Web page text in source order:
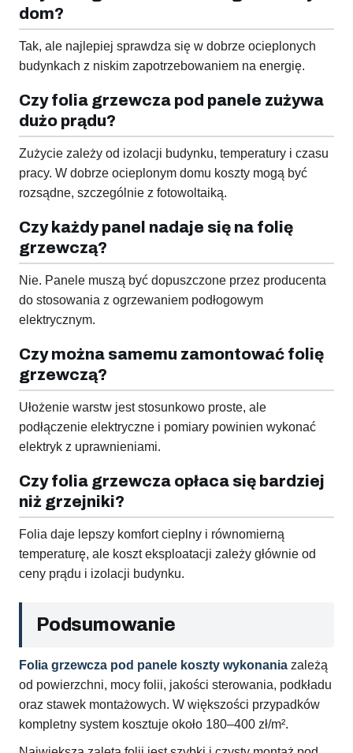
dom?
Tak, ale najlepiej sprawdza się w dobrze ocieplonych
budynkach z niskim zapotrzebowaniem na energię.
Czy folia grzewcza pod panele zużywa
dużo prądu?
Zużycie zależy od izolacji budynku, temperatury i czasu
pracy. W dobrze ocieplonym domu koszty mogą być
rozsądne, szczególnie z fotowoltaiką.
Czy każdy panel nadaje się na folię
grzewczą?
Nie. Panele muszą być dopuszczone przez producenta
do stosowania z ogrzewaniem podłogowym
elektrycznym.
Czy można samemu zamontować folię
grzewczą?
Ułożenie warstw jest stosunkowo proste, ale
podłączenie elektryczne i pomiary powinien wykonać
elektryk z uprawnieniami.
Czy folia grzewcza opłaca się bardziej
niż grzejniki?
Folia daje lepszy komfort cieplny i równomierną
temperaturę, ale koszt eksploatacji zależy głównie od
ceny prądu i izolacji budynku.
Podsumowanie
Folia grzewcza pod panele koszty wykonania zależą
od powierzchni, mocy folii, jakości sterowania, podkładu
oraz stawek montażowych. W większości przypadków
kompletny system kosztuje około 180–400 zł/m².